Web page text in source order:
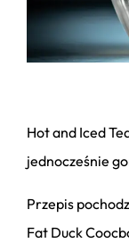
Hot and Iced
jednocześnie
Przepis
Fat Duck